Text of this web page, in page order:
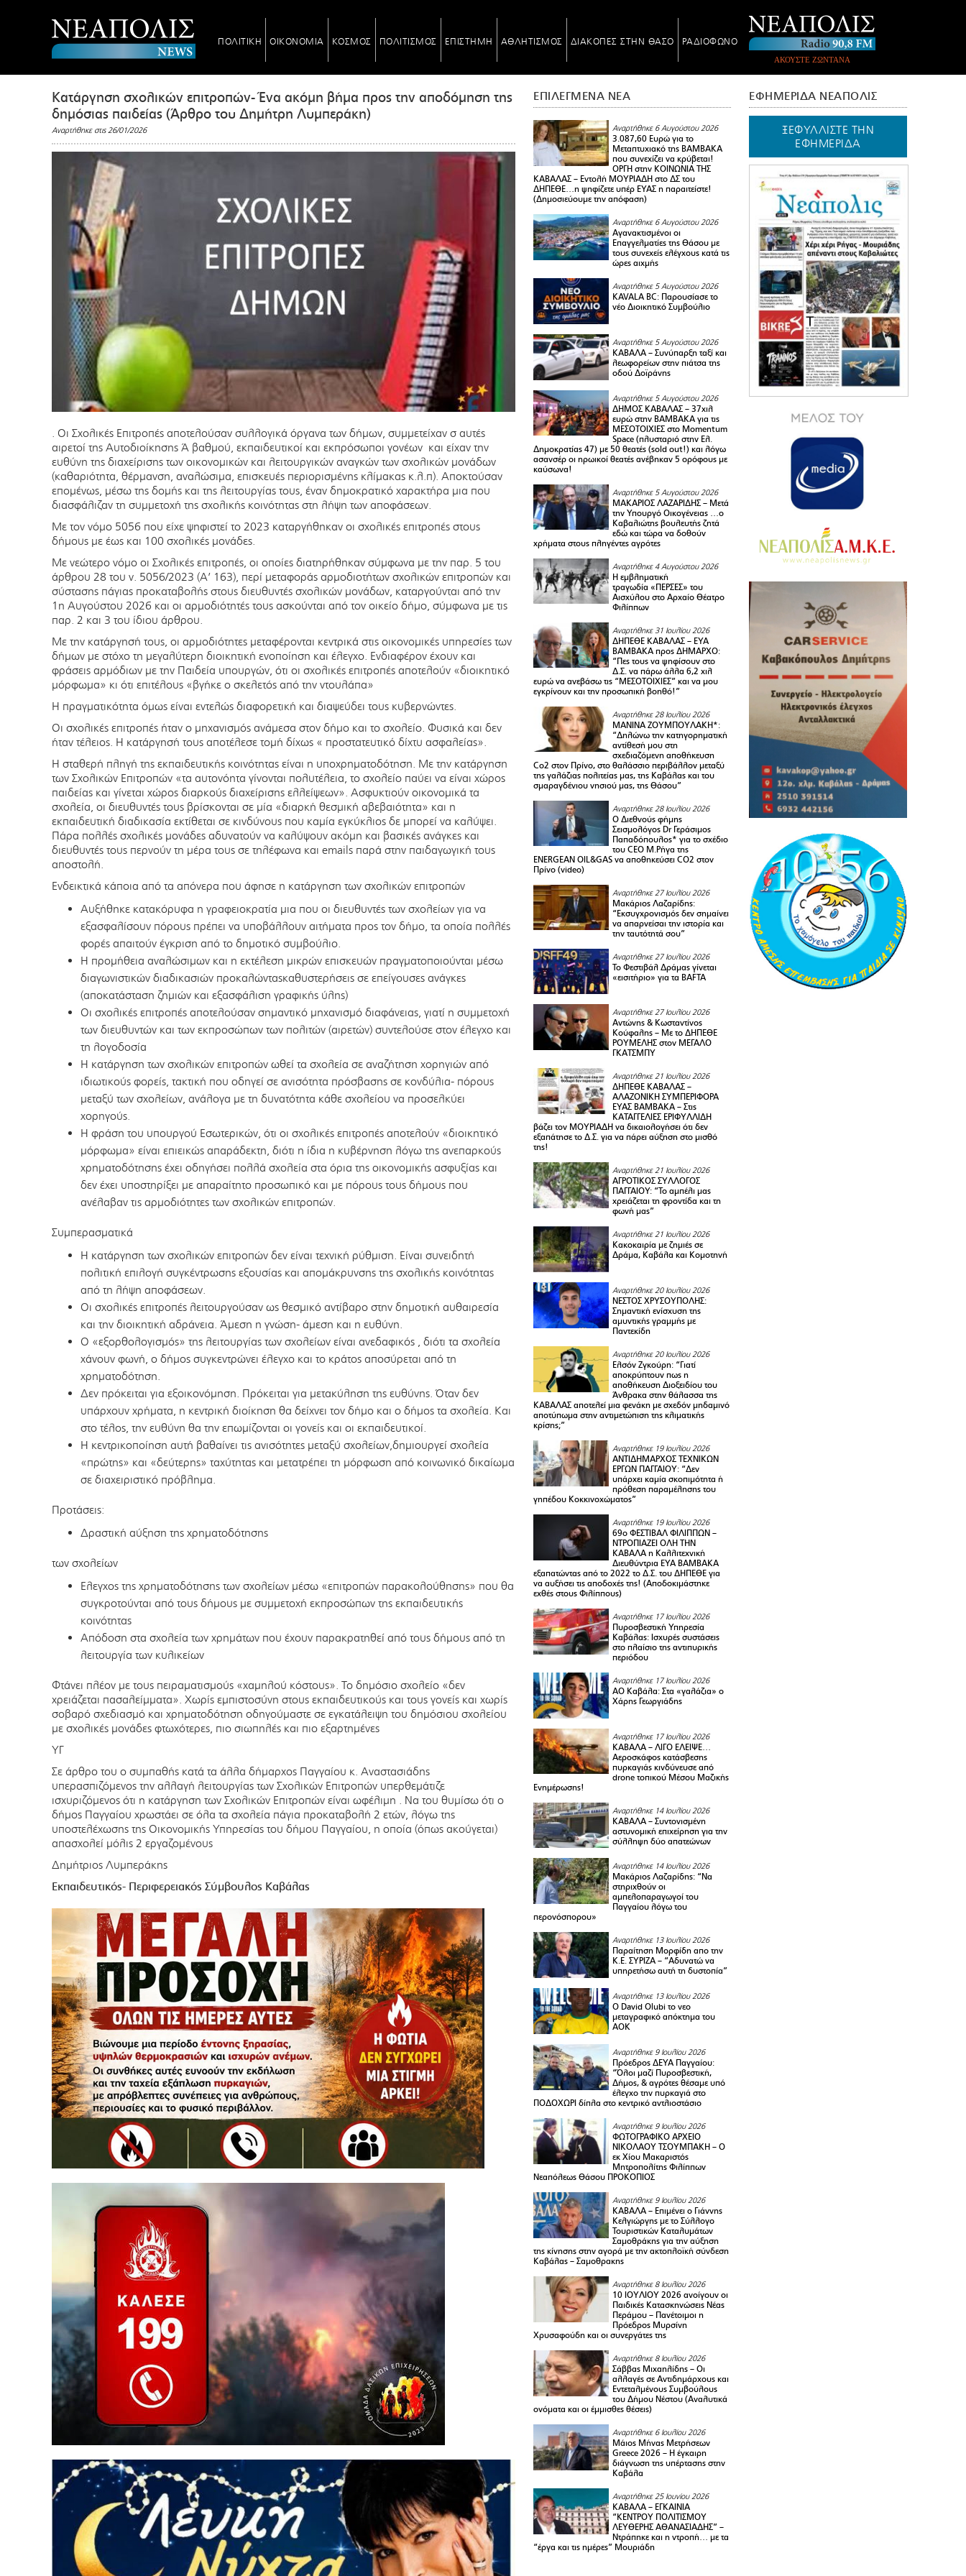
ΠΟΛΙΤΙΚΗ ΟΙΚΟΝΟΜΙΑ ΚΟΣΜΟΣ ΠΟΛΙΤΙΣΜΟΣ ΕΠΙΣΤΗΜΗ ΑΘΛΗΤΙΣΜΟΣ ΔΙΑΚΟΠΕΣ ΣΤΗΝ ΘΑΣΟ ΡΑΔΙΟΦΩΝΟ
ΑΚΟΥΣΤΕ ΖΩΝΤΑΝΑ
Κατάργηση σχολικών επιτροπών- Ένα ακόμη βήμα προς την αποδόμηση της
δημόσιας παιδείας (Άρθρο του Δημήτρη Λυμπεράκη)
Αναρτήθηκε στις 26/01/2026
. Οι Σχολικές Επιτροπές αποτελούσαν συλλογικά όργανα των δήμων, συμμετείχαν σ αυτές
αιρετοί της Αυτοδιοίκησης Ά βαθμού, εκπαιδευτικοί και εκπρόσωποι γονέων και είχαν την
ευθύνη της διαχείρισης των οικονομικών και λειτουργικών αναγκών των σχολικών μονάδων
(καθαριότητα, θέρμανση, αναλώσιμα, επισκευές περιορισμένης κλίμακας κ.λ.π). Αποκτούσαν
επομένως, μέσω της δομής και της λειτουργίας τους, έναν δημοκρατικό χαρακτήρα μια που
διασφάλιζαν τη συμμετοχή της σχολικής κοινότητας στη λήψη των αποφάσεων.
Με τον νόμο 5056 που είχε ψηφιστεί το 2023 καταργήθηκαν οι σχολικές επιτροπές στους
δήμους με έως και 100 σχολικές μονάδες.
Με νεώτερο νόμο οι Σχολικές επιτροπές, οι οποίες διατηρήθηκαν σύμφωνα με την παρ. 5 του
άρθρου 28 του ν. 5056/2023 (Α’ 163), περί μεταφοράς αρμοδιοτήτων σχολικών επιτροπών και
σύστασης πάγιας προκαταβολής στους διευθυντές σχολικών μονάδων, καταργούνται από την
1η Αυγούστου 2026 και οι αρμοδιότητές τους ασκούνται από τον οικείο δήμο, σύμφωνα με τις
παρ. 2 και 3 του ίδιου άρθρου.
Με την κατάργησή τους, οι αρμοδιότητες μεταφέρονται κεντρικά στις οικονομικές υπηρεσίες των
δήμων με στόχο τη μεγαλύτερη διοικητική ενοποίηση και έλεγχο. Ενδιαφέρον έχουν και
φράσεις αρμόδιων με την Παιδεία υπουργών, ότι οι σχολικές επιτροπές αποτελούν «διοικητικό
μόρφωμα» κι ότι επιτέλους «βγήκε ο σκελετός από την ντουλάπα»
Η πραγματικότητα όμως είναι εντελώς διαφορετική και διαψεύδει τους κυβερνώντες.
Οι σχολικές επιτροπές ήταν ο μηχανισμός ανάμεσα στον δήμο και το σχολείο. Φυσικά και δεν
ήταν τέλειος. Η κατάργησή τους αποτέλεσε τομή δίχως « προστατευτικό δίχτυ ασφαλείας».
Η σταθερή πληγή της εκπαιδευτικής κοινότητας είναι η υποχρηματοδότηση. Με την κατάργηση
των Σχολικών Επιτροπών «τα αυτονόητα γίνονται πολυτέλεια, το σχολείο παύει να είναι χώρος
παιδείας και γίνεται χώρος διαρκούς διαχείρισης ελλείψεων». Ασφυκτιούν οικονομικά τα
σχολεία, οι διευθυντές τους βρίσκονται σε μία «διαρκή θεσμική αβεβαιότητα» και η
εκπαιδευτική διαδικασία εκτίθεται σε κινδύνους που καμία εγκύκλιος δε μπορεί να καλύψει.
Πάρα πολλές σχολικές μονάδες αδυνατούν να καλύψουν ακόμη και βασικές ανάγκες και
διευθυντές τους περνούν τη μέρα τους σε τηλέφωνα και emails παρά στην παιδαγωγική τους
αποστολή.
Ενδεικτικά κάποια από τα απόνερα που άφησε η κατάργηση των σχολικών επιτροπών
Αυξήθηκε κατακόρυφα η γραφειοκρατία μια που οι διευθυντές των σχολείων για να
εξασφαλίσουν πόρους πρέπει να υποβάλλουν αιτήματα προς τον δήμο, τα οποία πολλές
φορές απαιτούν έγκριση από το δημοτικό συμβούλιο.
Η προμήθεια αναλώσιμων και η εκτέλεση μικρών επισκευών πραγματοποιούνται μέσω
διαγωνιστικών διαδικασιών προκαλώνταςκαθυστερήσεις σε επείγουσες ανάγκες
(αποκατάσταση ζημιών και εξασφάλιση γραφικής ύλης)
Οι σχολικές επιτροπές αποτελούσαν σημαντικό μηχανισμό διαφάνειας, γιατί η συμμετοχή
των διευθυντών και των εκπροσώπων των πολιτών (αιρετών) συντελούσε στον έλεγχο και
τη λογοδοσία
Η κατάργηση των σχολικών επιτροπών ωθεί τα σχολεία σε αναζήτηση χορηγιών από
ιδιωτικούς φορείς, τακτική που οδηγεί σε ανισότητα πρόσβασης σε κονδύλια- πόρους
μεταξύ των σχολείων, ανάλογα με τη δυνατότητα κάθε σχολείου να προσελκύει
χορηγούς.
Η φράση του υπουργού Εσωτερικών, ότι οι σχολικές επιτροπές αποτελούν «διοικητικό
μόρφωμα» είναι επιεικώς απαράδεκτη, διότι η ίδια η κυβέρνηση λόγω της ανεπαρκούς
χρηματοδότησης έχει οδηγήσει πολλά σχολεία στα όρια της οικονομικής ασφυξίας και
δεν έχει υποστηρίξει με απαραίτητο προσωπικό και με πόρους τους δήμους που
ανέλαβαν τις αρμοδιότητες των σχολικών επιτροπών.
Συμπερασματικά
Η κατάργηση των σχολικών επιτροπών δεν είναι τεχνική ρύθμιση. Είναι συνειδητή
πολιτική επιλογή συγκέντρωσης εξουσίας και απομάκρυνσης της σχολικής κοινότητας
από τη λήψη αποφάσεων.
Οι σχολικές επιτροπές λειτουργούσαν ως θεσμικό αντίβαρο στην δημοτική αυθαιρεσία
και την διοικητική αδράνεια. Άμεση η γνώση- άμεση και η ευθύνη.
Ο «εξορθολογισμός» της λειτουργίας των σχολείων είναι ανεδαφικός , διότι τα σχολεία
χάνουν φωνή, ο δήμος συγκεντρώνει έλεγχο και το κράτος αποσύρεται από τη
χρηματοδότηση.
Δεν πρόκειται για εξοικονόμηση. Πρόκειται για μετακύληση της ευθύνης. Όταν δεν
υπάρχουν χρήματα, η κεντρική διοίκηση θα δείχνει τον δήμο και ο δήμος τα σχολεία. Και
στο τέλος, την ευθύνη θα την επωμίζονται οι γονείς και οι εκπαιδευτικοί.
Η κεντρικοποίηση αυτή βαθαίνει τις ανισότητες μεταξύ σχολείων,δημιουργεί σχολεία
«πρώτης» και «δεύτερης» ταχύτητας και μετατρέπει τη μόρφωση από κοινωνικό δικαίωμα
σε διαχειριστικό πρόβλημα.
Προτάσεις:
Δραστική αύξηση της χρηματοδότησης
των σχολείων
Ελεγχος της χρηματοδότησης των σχολείων μέσω «επιτροπών παρακολούθησης» που θα
συγκροτούνται από τους δήμους με συμμετοχή εκπροσώπων της εκπαιδευτικής
κοινότητας
Απόδοση στα σχολεία των χρημάτων που έχουν παρακρατηθεί από τους δήμους από τη
λειτουργία των κυλικείων
Φτάνει πλέον με τους πειραματισμούς «χαμηλού κόστους». Το δημόσιο σχολείο «δεν
χρειάζεται πασαλείμματα». Χωρίς εμπιστοσύνη στους εκπαιδευτικούς και τους γονείς και χωρίς
σοβαρό σχεδιασμό και χρηματοδότηση οδηγούμαστε σε εγκατάλειψη του δημόσιου σχολείου
με σχολικές μονάδες φτωχότερες, πιο σιωπηλές και πιο εξαρτημένες
ΥΓ
Σε άρθρο του ο συμπαθής κατά τα άλλα δήμαρχος Παγγαίου κ. Αναστασιάδης
υπερασπιζόμενος την αλλαγή λειτουργίας των Σχολικών Επιτροπών υπερθεμάτιζε
ισχυριζόμενος ότι η κατάργηση των Σχολικών Επιτροπών είναι ωφέλιμη . Να του θυμίσω ότι ο
δήμος Παγγαίου χρωστάει σε όλα τα σχολεία πάγια προκαταβολή 2 ετών, λόγω της
υποστελέχωσης της Οικονομικής Υπηρεσίας του δήμου Παγγαίου, η οποία (όπως ακούγεται)
απασχολεί μόλις 2 εργαζομένους
Δημήτριος Λυμπεράκης
Εκπαιδευτικός- Περιφερειακός Σύμβουλος Καβάλας
ΕΠΙΛΕΓΜΕΝΑ ΝΕΑ
Αναρτήθηκε 6 Αυγούστου 2026
3.087,60 Ευρώ για το
Μεταπτυχιακό της ΒΑΜΒΑΚΑ
που συνεχίζει να κρύβεται!
ΟΡΓΗ στην ΚΟΙΝΩΝΙΑ ΤΗΣ
ΚΑΒΑΛΑΣ – Εντολή ΜΟΥΡΙΑΔΗ στο ΔΣ του
ΔΗΠΕΘΕ…η ψηφίζετε υπέρ ΕΥΑΣ η παραιτείστε!
(Δημοσιεύουμε την απόφαση)
Αναρτήθηκε 6 Αυγούστου 2026
Αγανακτισμένοι οι
Επαγγελματίες της Θάσου με
τους συνεχείς ελέγχους κατά τις
ώρες αιχμής
Αναρτήθηκε 5 Αυγούστου 2026
KAVALA BC: Παρουσίασε το
νέο Διοικητικό Συμβούλιο
Αναρτήθηκε 5 Αυγούστου 2026
ΚΑΒΑΛΑ – Συνύπαρξη ταξί και
λεωφορείων στην πιάτσα της
οδού Δοϊράνης
Αναρτήθηκε 5 Αυγούστου 2026
ΔΗΜΟΣ ΚΑΒΑΛΑΣ – 37χιλ
ευρώ στην ΒΑΜΒΑΚΑ για τις
ΜΕΣΟΤΟΙΧΙΕΣ στο Momentum
Space (πλυσταριό στην Ελ.
Δημοκρατίας 47) με 50 θεατές (sold out!) και λόγω
ασανσέρ οι ηρωικοί θεατές ανέβηκαν 5 ορόφους με
καύσωνα!
Αναρτήθηκε 5 Αυγούστου 2026
ΜΑΚΑΡΙΟΣ ΛΑΖΑΡΙΔΗΣ – Μετά
την Υπουργό Οικογένειας …ο
Καβαλιώτης βουλευτής ζητά
εδώ και τώρα να δοθούν
χρήματα στους πληγέντες αγρότες
Αναρτήθηκε 4 Αυγούστου 2026
Η εμβληματική
τραγωδία «ΠΕΡΣΕΣ» του
Αισχύλου στο Αρχαίο Θέατρο
Φιλίππων
Αναρτήθηκε 31 Ιουλίου 2026
ΔΗΠΕΘΕ ΚΑΒΑΛΑΣ – ΕΥΑ
ΒΑΜΒΑΚΑ προς ΔΗΜΑΡΧΟ:
“Πες τους να ψηφίσουν στο
Δ.Σ. να πάρω άλλα 6,2 χιλ
ευρώ να ανεβάσω τις “ΜΕΣΟΤΟΙΧΙΕΣ” και να μου
εγκρίνουν και την προσωπική βοηθό!”
Αναρτήθηκε 28 Ιουλίου 2026
ΜΑΝΙΝΑ ΖΟΥΜΠΟΥΛΑΚΗ*:
“Δηλώνω την κατηγορηματική
αντίθεσή μου στη
σχεδιαζόμενη αποθήκευση
Co2 στον Πρίνο, στο θαλάσσιο περιβάλλον μεταξύ
της γαλάζιας πολιτείας μας, της Καβάλας και του
σμαραγδένιου νησιού μας, της Θάσου”
Αναρτήθηκε 28 Ιουλίου 2026
Ο Διεθνούς φήμης
Σεισμολόγος Dr Γεράσιμος
Παπαδόπουλος* για το σχέδιο
του CEO M.Ρήγα της
ENERGEAN OIL&GAS να αποθηκεύσει CO2 στον
Πρίνο (video)
Αναρτήθηκε 27 Ιουλίου 2026
Μακάριος Λαζαρίδης:
“Εκσυγχρονισμός δεν σημαίνει
να απαρνείσαι την ιστορία και
την ταυτότητά σου”
Αναρτήθηκε 27 Ιουλίου 2026
Το Φεστιβάλ Δράμας γίνεται
«εισιτήριο» για τα BAFTA
Αναρτήθηκε 27 Ιουλίου 2026
Αντώνης & Κωσταντίνος
Κούφαλης – Με το ΔΗΠΕΘΕ
ΡΟΥΜΕΛΗΣ στον ΜΕΓΑΛΟ
ΓΚΑΤΣΜΠΥ
Αναρτήθηκε 21 Ιουλίου 2026
ΔΗΠΕΘΕ ΚΑΒΑΛΑΣ –
ΑΛΑΖΟΝΙΚΗ ΣΥΜΠΕΡΙΦΟΡΑ
ΕΥΑΣ ΒΑΜΒΑΚΑ – Στις
ΚΑΤΑΓΓΕΛΙΕΣ ΕΡΙΦΥΛΛΙΔΗ
βάζει τον ΜΟΥΡΙΑΔΗ να δικαιολογήσει ότι δεν
εξαπάτησε το Δ.Σ. για να πάρει αύξηση στο μισθό
της!
Αναρτήθηκε 21 Ιουλίου 2026
ΑΓΡΟΤΙΚΟΣ ΣΥΛΛΟΓΟΣ
ΠΑΓΓΑΙΟY: “Το αμπέλι μας
χρειάζεται τη φροντίδα και τη
φωνή μας”
Αναρτήθηκε 21 Ιουλίου 2026
Κακοκαιρία με ζημιές σε
Δράμα, Καβάλα και Κομοτηνή
Αναρτήθηκε 20 Ιουλίου 2026
ΝΕΣΤΟΣ ΧΡΥΣΟΥΠΟΛΗΣ:
Σημαντική ενίσχυση της
αμυντικής γραμμής με
Παντεκίδη
Αναρτήθηκε 20 Ιουλίου 2026
Ελσόν Ζγκούρη: “Γιατί
αποκρύπτουν πως η
αποθήκευση Διοξειδίου του
Άνθρακα στην θάλασσα της
ΚΑΒΑΛΑΣ αποτελεί μια φενάκη με σχεδόν μηδαμινό
αποτύπωμα στην αντιμετώπιση της κλιματικής
κρίσης;”
Αναρτήθηκε 19 Ιουλίου 2026
ΑΝΤΙΔΗΜΑΡΧΟΣ ΤΕΧΝΙΚΩΝ
ΕΡΓΩΝ ΠΑΓΓΑΙΟΥ: “Δεν
υπάρχει καμία σκοπιμότητα ή
πρόθεση παραμέλησης του
γηπέδου Κοκκινοχώματος”
Αναρτήθηκε 19 Ιουλίου 2026
69ο ΦΕΣΤΙΒΑΛ ΦΙΛΙΠΠΩΝ –
ΝΤΡΟΠΙΑΖΕΙ ΟΛΗ ΤΗΝ
ΚΑΒΑΛΑ η Καλλιτεχνική
Διευθύντρια ΕΥΑ ΒΑΜΒΑΚΑ
εξαπατώντας από το 2022 το Δ.Σ. του ΔΗΠΕΘΕ για
να αυξήσει τις αποδοχές της! (Αποδοκιμάστηκε
εχθές στους Φιλίππους)
Αναρτήθηκε 17 Ιουλίου 2026
Πυροσβεστική Υπηρεσία
Καβάλας: Ισχυρές συστάσεις
στο πλαίσιο της αντιπυρικής
περιόδου
Αναρτήθηκε 17 Ιουλίου 2026
ΑΟ Καβάλα: Στα «γαλάζια» ο
Χάρης Γεωργιάδης
Αναρτήθηκε 17 Ιουλίου 2026
ΚΑΒΑΛΑ – ΛΙΓΟ ΕΛΕΙΨΕ…
Αεροσκάφος κατάσβεσης
πυρκαγιάς κινδύνευσε από
drone τοπικού Μέσου Μαζικής
Ενημέρωσης!
Αναρτήθηκε 14 Ιουλίου 2026
ΚΑΒΑΛΑ – Συντονισμένη
αστυνομική επιχείρηση για την
σύλληψη δύο απατεώνων
Αναρτήθηκε 14 Ιουλίου 2026
Μακάριος Λαζαρίδης: “Να
στηριχθούν οι
αμπελοπαραγωγοί του
Παγγαίου λόγω του
περονόσπορου»
Αναρτήθηκε 13 Ιουλίου 2026
Παραίτηση Μορφίδη απο την
Κ.Ε. ΣΥΡΙΖΑ – “Αδυνατώ να
υπηρετήσω αυτή τη δυστοπία”
Αναρτήθηκε 13 Ιουλίου 2026
Ο David Olubi το νεο
μεταγραφικό απόκτημα του
ΑΟΚ
Αναρτήθηκε 9 Ιουλίου 2026
Πρόεδρος ΔΕΥΑ Παγγαίου:
“Όλοι μαζί Πυροσβεστική,
Δήμος, & αγρότες θέσαμε υπό
έλεγχο την πυρκαγιά στο
ΠΟΔΟΧΩΡΙ δίπλα στο κεντρικό αντλιοστάσιο
Αναρτήθηκε 9 Ιουλίου 2026
ΦΩΤΟΓΡΑΦΙΚΟ ΑΡΧΕΙΟ
ΝΙΚΟΛΑΟΥ ΤΣΟΥΜΠΑΚΗ – Ο
εκ Χίου Μακαριστός
Μητροπολίτης Φιλίππων
Νεαπόλεως Θάσου ΠΡΟΚΟΠΙΟΣ
Αναρτήθηκε 9 Ιουλίου 2026
ΚΑΒΑΛΑ – Επιμένει ο Γιάννης
Κελγιώργης με το Σύλλογο
Τουριστικών Καταλυμάτων
Σαμοθράκης για την αύξηση
της κίνησης στην αγορά με την ακτοπλοϊκή σύνδεση
Καβάλας – Σαμοθρακης
Αναρτήθηκε 8 Ιουλίου 2026
10 ΙΟΥΛΙΟΥ 2026 ανοίγουν οι
Παιδικές Κατασκηνώσεις Νέας
Περάμου – Πανέτοιμοι η
Πρόεδρος Μυρσίνη
Χρυσαφούδη και οι συνεργάτες της
Αναρτήθηκε 8 Ιουλίου 2026
Σάββας Μιχαηλίδης – Οι
αλλαγές σε Αντιδημάρχους και
Εντεταλμένους Συμβούλους
του Δήμου Νέστου (Αναλυτικά
ονόματα και οι έμμισθες θέσεις)
Αναρτήθηκε 6 Ιουλίου 2026
Μάιος Μήνας Μετρήσεων
Greece 2026 – H έγκαιρη
διάγνωση της υπέρτασης στην
Καβάλα
Αναρτήθηκε 25 Ιουνίου 2026
ΚΑΒΑΛΑ – ΕΓΚΑΙΝΙΑ
“ΚΕΝΤΡΟΥ ΠΟΛΙΤΙΣΜΟΥ
ΛΕΥΘΕΡΗΣ ΑΘΑΝΑΣΙΑΔΗΣ” –
Ντράπηκε και η ντροπή… με τα
“έργα και τις ημέρες” Μουριάδη
ΕΦΗΜΕΡΙΔΑ ΝΕΑΠΟΛΙΣ
ΞΕΦΥΛΛΙΣΤΕ ΤΗΝ
ΕΦΗΜΕΡΙΔΑ